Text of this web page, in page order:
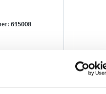
615008
€